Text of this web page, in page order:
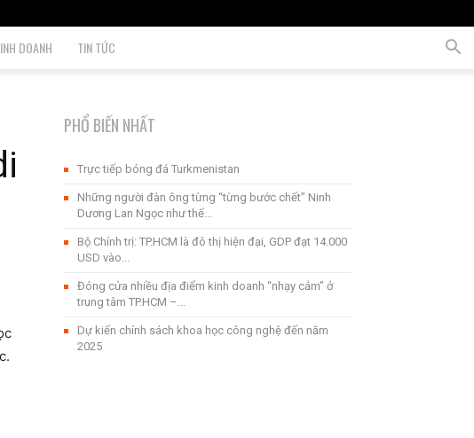
DOANH TIN TỨC
PHỔ BIẾN NHẤT
Trực tiếp bóng đá Turkmenistan
Những người đàn ông từng “từng bước chết” Ninh
Dương Lan Ngọc như thế...
Bộ Chính trị: TP.HCM là đô thị hiện đại, GDP đạt 14.000
USD vào...
Đóng cửa nhiều địa điểm kinh doanh “nhạy cảm” ở
trung tâm TP.HCM –...
Dự kiến ​​chính sách khoa học công nghệ đến năm
2025